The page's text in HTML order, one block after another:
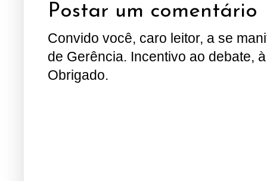
Postar um comentário
Convido você, caro leitor, a se
de Gerência. Incentivo ao debate,
Obrigado.